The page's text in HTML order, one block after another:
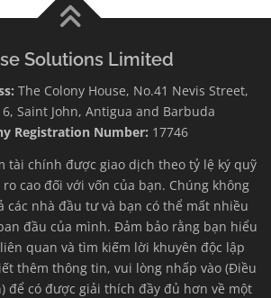
Solutions Limited
The Colony House, No.41 Nevis Street,
Saint John, Antigua and Barbuda
Registration Number: 17746
tài chính được giao dịch theo tỷ lệ ký quỹ
cao đối với vốn của bạn. Chúng không
các nhà đầu tư và bạn có thể mất nhiều
đầu của mình. Đảm bảo rằng bạn hiểu
quan và tìm kiếm lời khuyên độc lập
thêm thông tin, vui lòng nhấp vào (Điều
để có được giải thích đầy đủ hơn về một